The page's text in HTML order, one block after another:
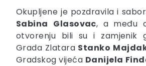
Okupljene je pozdravila i
Sabina Glasovac, a među
otvorenju bili su i zamjenik
Grada Zlatara Stanko
Gradskog vijeća Danijela